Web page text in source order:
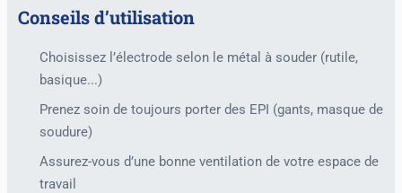
Conseils d’utilisation
Choisissez l’électrode selon le métal à souder (rutile,
basique...)
Prenez soin de toujours porter des EPI (gants, masque de
soudure)
Assurez-vous d’une bonne ventilation de votre espace de
travail